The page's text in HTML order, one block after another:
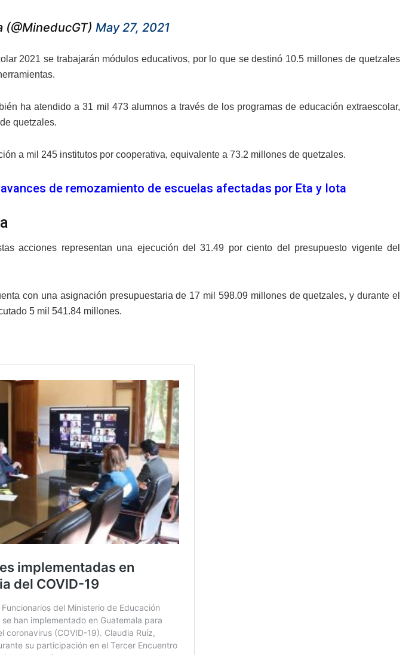
May 27, 2021
2021 se trabajarán módulos educativos, por lo que se destinó 10.5 millones de quetzales
ha atendido a 31 mil 473 alumnos a través de los programas de educación extraescolar,
quetzales.
a mil 245 institutos por cooperativa, equivalente a 73.2 millones de quetzales.
de remozamiento de escuelas afectadas por Eta y Iota
acciones representan una ejecución del 31.49 por ciento del presupuesto vigente del
con una asignación presupuestaria de 17 mil 598.09 millones de quetzales, y durante el
5 mil 541.84 millones.